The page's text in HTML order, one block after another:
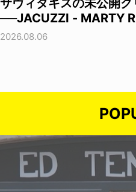
サヴィダキスの未公開ク
──JACUZZI - MARTY
2026.08.06